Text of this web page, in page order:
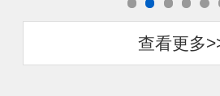
查看更多